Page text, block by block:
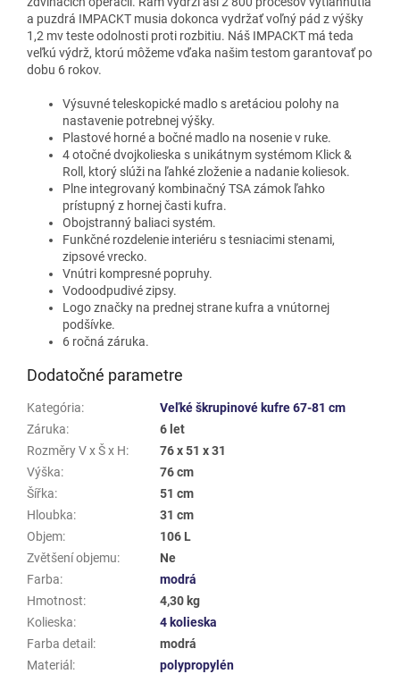
a puzdrá IMPACKT musia dokonca vydržať voľný pád z výšky
1,2 mv teste odolnosti proti rozbitiu. Náš IMPACKT má teda
veľkú výdrž, ktorú môžeme vďaka našim testom garantovať po
dobu 6 rokov.
Výsuvné teleskopické madlo s aretáciou polohy na
nastavenie potrebnej výšky.
Plastové horné a bočné madlo na nosenie v ruke.
4 otočné dvojkolieska s unikátnym systémom Klick &
Roll, ktorý slúži na ľahké zloženie a nadanie koliesok.
Plne integrovaný kombinačný TSA zámok ľahko
prístupný z hornej časti kufra.
Obojstranný baliaci systém.
Funkčné rozdelenie interiéru s tesniacimi stenami,
zipsové vrecko.
Vnútri kompresné popruhy.
Vodoodpudivé zipsy.
Logo značky na prednej strane kufra a vnútornej
podšívke.
6 ročná záruka.
Dodatočné parametre
Kategória:
Veľké škrupinové kufre 67-81 cm
Záruka:
6 let
Rozměry V x Š x H:
76 x 51 x 31
Výška:
76 cm
Šířka:
51 cm
Hloubka:
31 cm
Objem:
106 L
Zvětšení objemu:
Ne
Farba:
modrá
Hmotnost:
4,30 kg
Kolieska:
4 kolieska
Farba detail :
modrá
Materiál :
polypropylén